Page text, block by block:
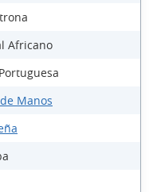
Africano
Manos